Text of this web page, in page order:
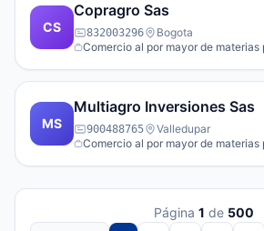
CS
Copragro Sas
832003296
Bogota
Comercio al por mayor de materias
MS
Multiagro Inversiones Sas
900488765
Valledupar
Comercio al por mayor de materias
Página 1 de 500